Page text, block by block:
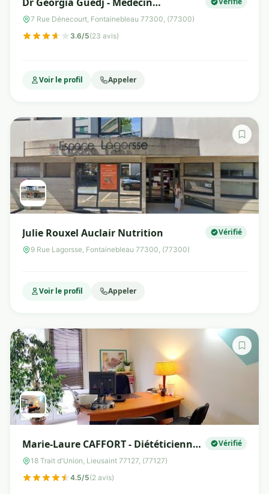
Généraliste - Nutritionniste -
Esthétique
7 Rue Dénecourt, Fontainebleau 77300, (77300)
3.6/5(23 avis)
Voir le profil Appeler
Julie Rouxel Auclair Nutrition Vérifié
9 Rue Lagorsse, Fontainebleau 77300, (77300)
Voir le profil Appeler
Marie-Laure CAFFORT - Diététicienne
Nutritionniste
Vérifié
18 Trait d'Union, Lieusaint 77127, (77127)
4.5/5(2 avis)